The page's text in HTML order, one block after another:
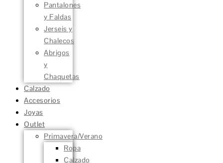
Pantalones
y Faldas
Jerseis y
Chalecos
Abrigos
y
Chaquetas
Calzado
Accesorios
Joyas
Outlet
Primavera/Verano
Ropa
Calzado